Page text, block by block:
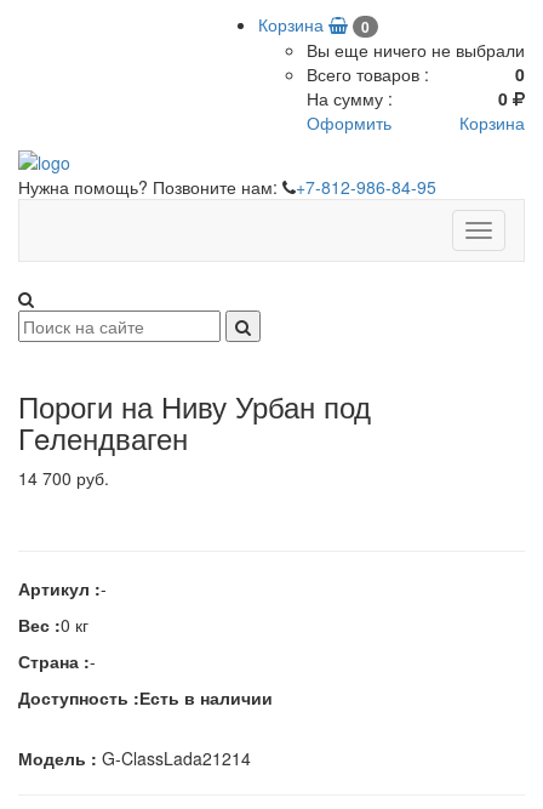
Корзина 0
Вы еще ничего не выбрали
Всего товаров :
0
На сумму :
0
Оформить
Корзина
Нужна помощь? Позвоните нам:
+7-812-986-84-95
Toggle
Пороги на Ниву Урбан под
Гeлендваген
14 700 руб.
Артикул :-
Вес :0 кг
Страна :-
Доступность :Есть в наличии
Модель : G-ClassLada21214